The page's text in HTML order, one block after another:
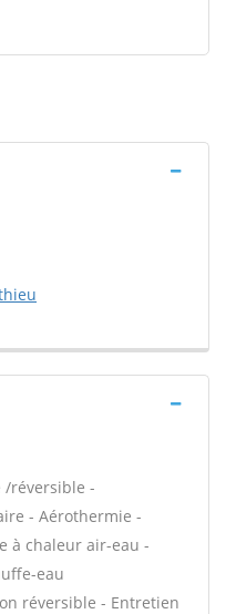
/réversible -
- Aérothermie -
à chaleur air-eau -
eau
réversible - Entretien